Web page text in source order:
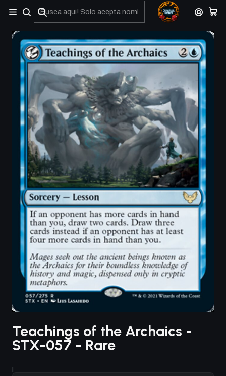
No olviden reportar sus depositos y transferencias por Whatsapp
Teachings of the Archaics -
STX-057 - Rare
|